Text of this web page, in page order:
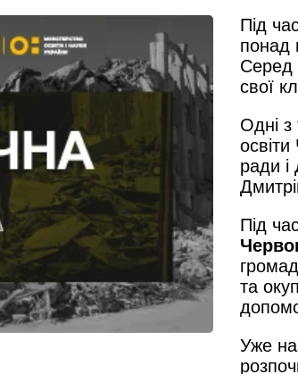
Під
понад
Серед
свої
Одні з
ради і
Під
та
Уже